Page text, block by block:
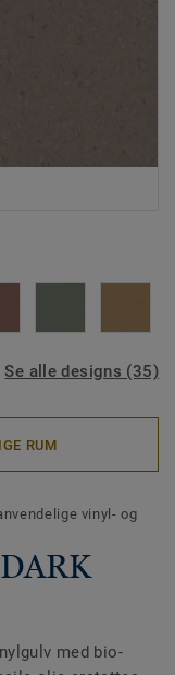
Se alle designs (35)
RUM
vinyl- og
med bio-